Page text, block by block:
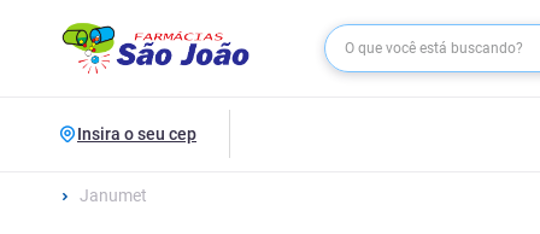
Insira o seu cep
Janumet